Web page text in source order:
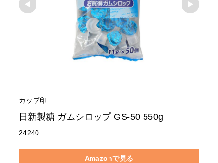
カップ印
日新製糖 ガムシロップ GS-50 550g
24240
Amazonで見る